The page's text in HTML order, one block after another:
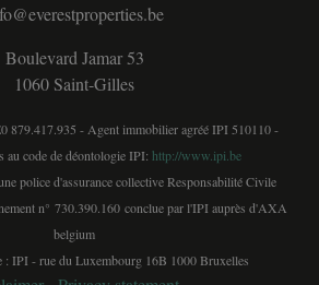
Boulevard Jamar 53
1060 Saint-Gilles
879.417.935 - Agent immobilier agréé IPI 510110 -
au code de déontologie IPI: http://www.ipi.be
police d'assurance collective Responsabilité Civile
n° 730.390.160 conclue par l'IPI auprès d'AXA
belgium
: IPI - rue du Luxembourg 16B 1000 Bruxelles